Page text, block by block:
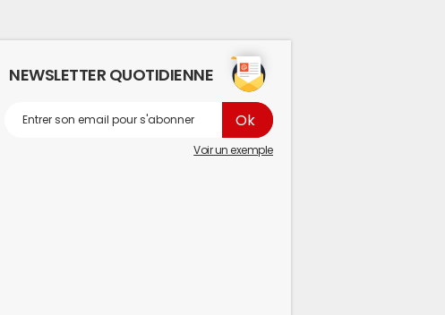
NEWSLETTER QUOTIDIENNE
Voir un exemple